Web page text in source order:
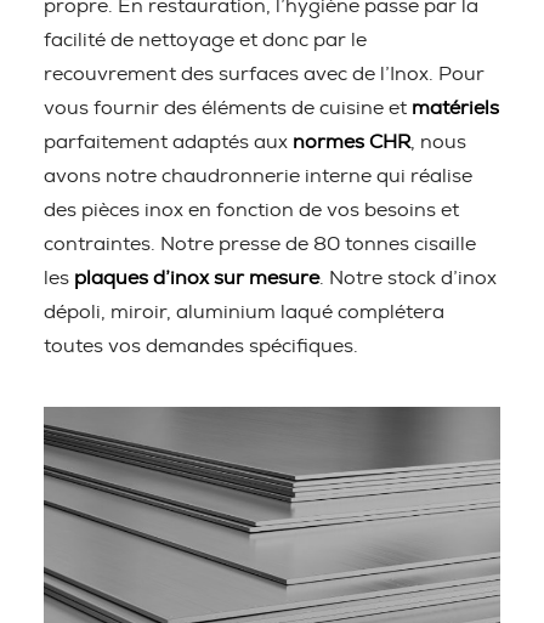
propre. En restauration, l’hygiène passe par la
facilité de nettoyage et donc par le
recouvrement des surfaces avec de l’Inox. Pour
vous fournir des éléments de cuisine et matériels
parfaitement adaptés aux normes CHR , nous
avons notre chaudronnerie interne qui réalise
des pièces inox en fonction de vos besoins et
contraintes. Notre presse de 80 tonnes cisaille
les plaques d’inox sur mesure. Notre stock d’inox
dépoli, miroir, aluminium laqué complétera
toutes vos demandes spécifiques.